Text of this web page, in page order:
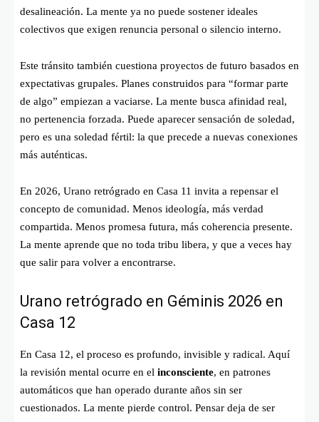
desalineación. La mente ya no puede sostener ideales
colectivos que exigen renuncia personal o silencio interno.
Este tránsito también cuestiona proyectos de futuro basados en
expectativas grupales. Planes construidos para “formar parte
de algo” empiezan a vaciarse. La mente busca afinidad real,
no pertenencia forzada. Puede aparecer sensación de soledad,
pero es una soledad fértil: la que precede a nuevas conexiones
más auténticas.
En 2026, Urano retrógrado en Casa 11 invita a repensar el
concepto de comunidad. Menos ideología, más verdad
compartida. Menos promesa futura, más coherencia presente.
La mente aprende que no toda tribu libera, y que a veces hay
que salir para volver a encontrarse.
Urano retrógrado en Géminis 2026 en
Casa 12
En Casa 12, el proceso es profundo, invisible y radical. Aquí
la revisión mental ocurre en el inconsciente, en patrones
automáticos que han operado durante años sin ser
cuestionados. La mente pierde control. Pensar deja de ser